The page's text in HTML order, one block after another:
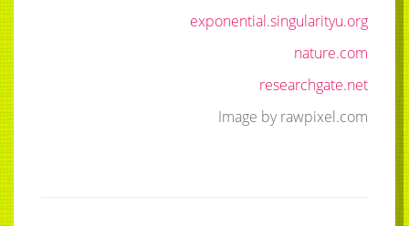
exponential.singularityu.org
nature.com
researchgate.net
Image by rawpixel.com